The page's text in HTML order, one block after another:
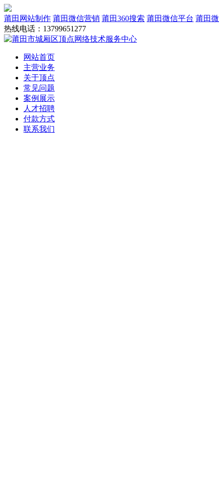
莆田网站制作 莆田微信营销 莆田360搜索 莆田微信平台 莆田
热线电话：13799651277
网站首页
主营业务
关于顶点
常见问题
案例展示
人才招聘
付款方式
联系我们